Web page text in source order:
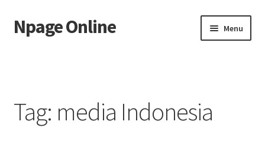
Skip
to
Skip
to
Npage Online Menu
Tag: media Indonesia